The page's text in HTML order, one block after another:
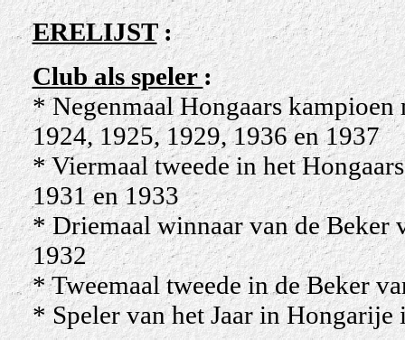
ERELIJST:
Club als speler:
* Negenmaal Hongaars
1924, 1925, 1929, 1936 en 1937
* Viermaal tweede in het
1931 en 1933
* Driemaal winnaar van de Beker
1932
* Tweemaal tweede in de Beker
* Speler van het Jaar in Hongarije